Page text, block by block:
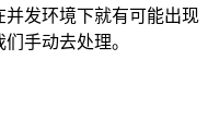
发环境下就有可能出现
手动去处理。